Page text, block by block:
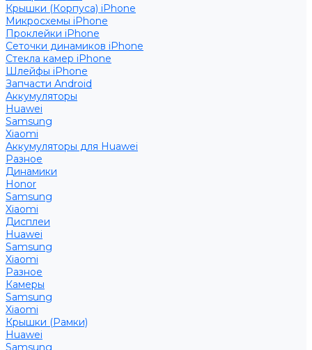
Крышки (Корпуса) iPhone
Микросхемы iPhone
Проклейки iPhone
Сеточки динамиков iPhone
Стекла камер iPhone
Шлейфы iPhone
Запчасти Android
Аккумуляторы
Huawei
Samsung
Xiaomi
Аккумуляторы для Huawei
Разное
Динамики
Honor
Samsung
Xiaomi
Дисплеи
Huawei
Samsung
Xiaomi
Разное
Камеры
Samsung
Xiaomi
Крышки (Рамки)
Huawei
Samsung